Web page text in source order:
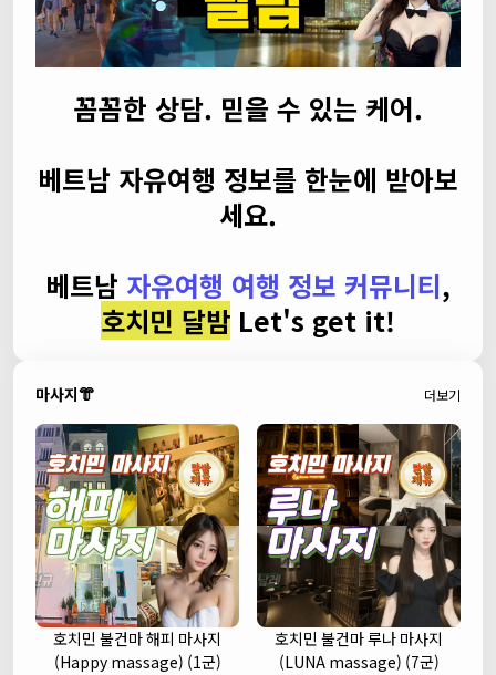
꼼꼼한 상담. 믿을 수 있는 케어.
베트남 자유여행 정보를 한눈에 받아보
세요.
베트남 자유여행 여행 정보 커뮤니티,
호치민 달밤 Let's get it!
마사지👘 더보기
호치민 불건마 해피 마사지
(Happy massage) (1군)
호치민 불건마 루나 마사지
(LUNA massage) (7군)